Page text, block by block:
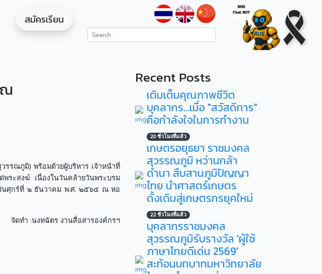
สมัครเรียน
ณ
รรณภูมิ) พร้อมด้วยผู้บริหาร เจ้าหน้าที่
ระสงฆ์ เนื่องในวันคล้ายวันพระบรม
วันศุกร์ที่ ๒ ธันวาคม พ.ศ. ๒๕๖๕ ณ หอ
จัดทำ :นงทฉัตร งานสื่อสารองค์กรฯ
Recent Posts
เติมเต็มคุณภาพชีวิต
บุคลากร...เมื่อ "สวัสดิการ"
คือกำลังใจในการทำงาน
20 ชั่วโมงที่แล้ว
เกษตรอยุธยา ราชมงคล
สุวรรณภูมิ หว่านกล้า
ดำนา สืบสานภูมิปัญญา
ไทย นำศาสตร์เกษตร
ดั้งเดิมสู่เกษตรกรยุคใหม่
22 ชั่วโมงที่แล้ว
บุคลากรราชมงคล
สุวรรณภูมิรับรางวัล 'ผู้ใช้
ภาษาไทยดีเด่น 2569'
สะท้อนบทบาทมหาวิทยาลัย